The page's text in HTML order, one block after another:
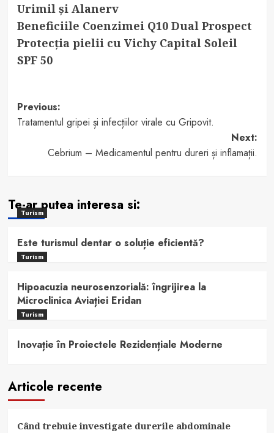
Urimil și Alanerv
Beneficiile Coenzimei Q10 Dual Prospect
Protecția pielii cu Vichy Capital Soleil
SPF 50
Post
navigation
Previous:
Tratamentul gripei și infecțiilor virale cu Gripovit.
Next:
Cebrium – Medicamentul pentru dureri și inflamații.
Te-ar putea interesa si:
Turism
Este turismul dentar o soluție eficientă?
Turism
Hipoacuzia neurosenzorială: îngrijirea la
Microclinica Aviației Eridan
Turism
Inovație în Proiectele Rezidențiale Moderne
Articole recente
Când trebuie investigate durerile abdominale